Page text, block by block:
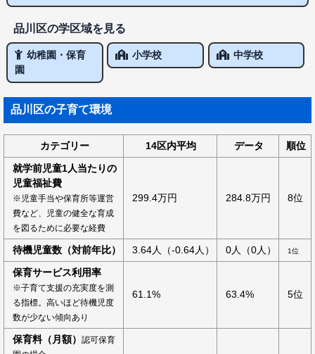
品川区の学区域を見る
幼稚園・保育
園
小学校 中学校
品川区の子育て環境
カテゴリー 14区内平均 データ
順位
就学前児童1人当たりの
児童福祉費
※児童手当や保育所等運営
費など、児童の健全な育成
を図るために必要な経費
299.4万円 284.8万円 8位
待機児童数（対前年比） 3.64人（-0.64人） 0人（0人） 1位
保育サービス利用率
※子育て支援の充実度を測
る指標。高いほど待機児度
数が少ない傾向あり
61.1% 63.4% 5位
保育料（月額）
認可保育